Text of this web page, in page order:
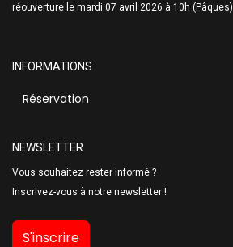
réouverture le mardi 07 avril 2026 à 10h (Pâques)
INFORMATIONS
Réservation
NEWSLETTER
Vous souhaitez rester informé ?
Inscrivez-vous à notre newsletter !
S'inscrire